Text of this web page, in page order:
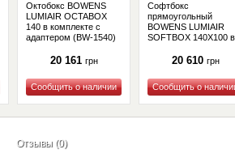
Октобокс BOWENS
LUMIAIR OCTABOX
140 в комплекте с
адаптером (BW-1540)
20 161 грн
Купить
Софтбокс
прямоугольный
BOWENS LUMIAIR
SOFTBOX 140X100 в
адаптером (BW-
20 610 грн
Купить
Отзывы (0)